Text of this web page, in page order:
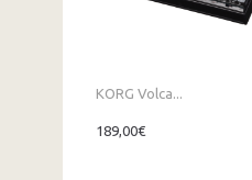
KORG Volca...
189,00€